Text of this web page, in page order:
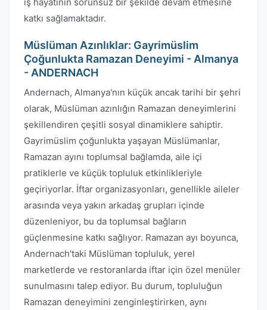
katkı sağlamaktadır.
Müslüman Azınlıklar: Gayrimüslim
Çoğunlukta Ramazan Deneyimi - Almanya
- ANDERNACH
Andernach, Almanya'nın küçük ancak tarihi bir şehri
olarak, Müslüman azınlığın Ramazan deneyimlerini
şekillendiren çeşitli sosyal dinamiklere sahiptir.
Gayrimüslim çoğunlukta yaşayan Müslümanlar,
Ramazan ayını toplumsal bağlamda, aile içi
pratiklerle ve küçük topluluk etkinlikleriyle
geçiriyorlar. İftar organizasyonları, genellikle aileler
arasında veya yakın arkadaş grupları içinde
düzenleniyor, bu da toplumsal bağların
güçlenmesine katkı sağlıyor. Ramazan ayı boyunca,
Andernach'taki Müslüman topluluk, yerel
marketlerde ve restoranlarda iftar için özel menüler
sunulmasını talep ediyor. Bu durum, topluluğun
Ramazan deneyimini zenginleştirirken, aynı